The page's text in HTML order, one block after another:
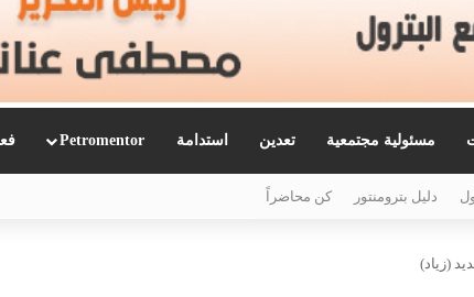
مسئولية مجتمعية تعدين استدامة Petromentor
دليل بترومنتور كن محاضراً
(زياد)